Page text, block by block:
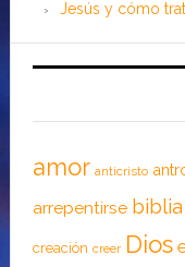
Jesús y cómo
amor anticristo
arrepentirse biblia
creación creer Dios